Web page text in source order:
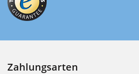
Zahlungsarten